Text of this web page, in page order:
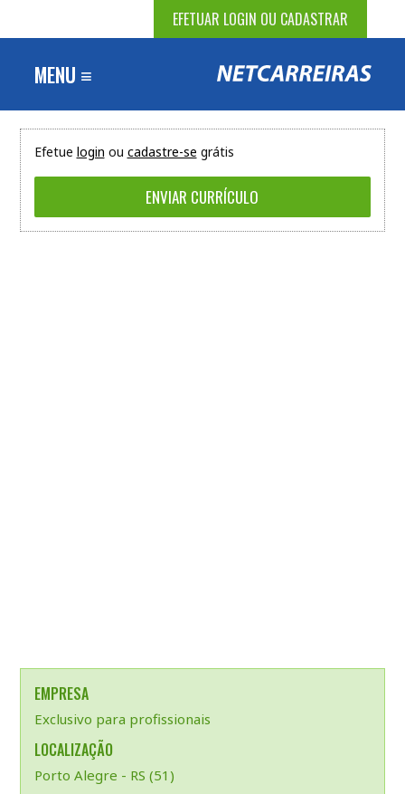
EFETUAR LOGIN OU CADASTRAR
MENU ≡
Efetue login ou cadastre-se grátis
EMPRESA
Exclusivo para profissionais
LOCALIZAÇÃO
Porto Alegre - RS (51)